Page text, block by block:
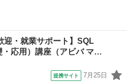
迎・就業サポート】SQL
・応用）講座（アビバ マ…
提携サイト 7月25日